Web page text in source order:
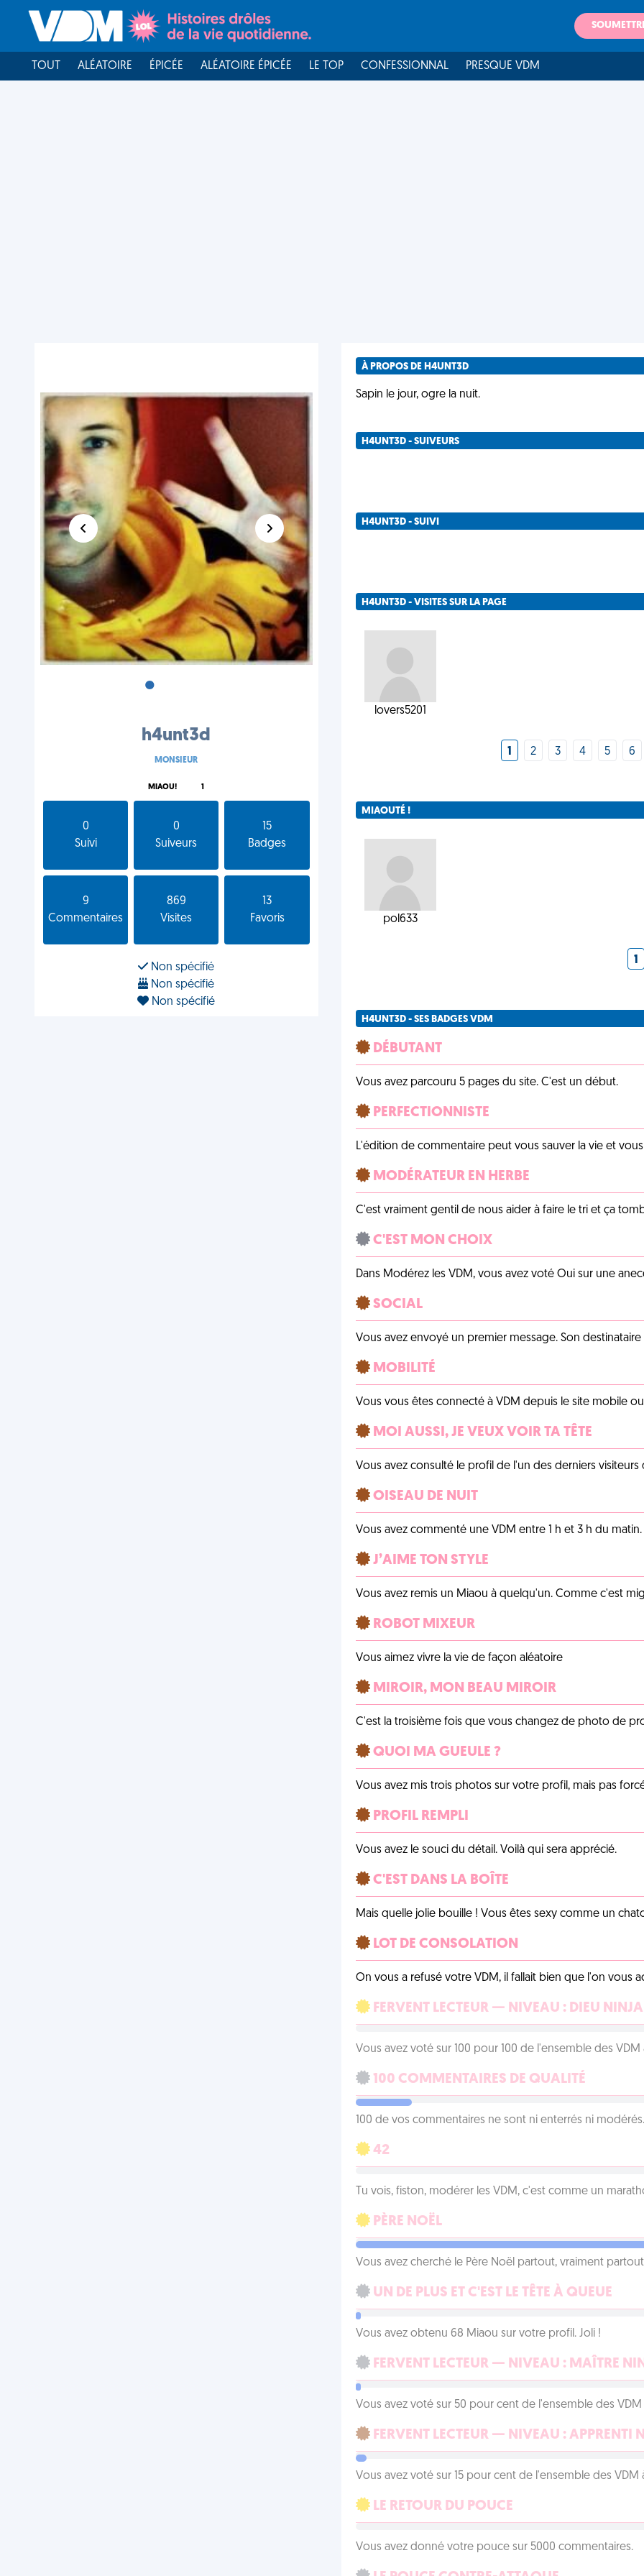
TOUT ALÉATOIRE ÉPICÉE ALÉATOIRE ÉPICÉE LE TOP CONFESSIONNAL PRESQUE VDM
•
h4unt3d
MONSIEUR
MIAOU! 1
0
Suivi
0
Suiveurs
15
Badges
9
Commentaires
869
Visites
13
Favoris
Non spécifié
Non spécifié
Non spécifié
À PROPOS DE H4UNT3D
Sapin le jour, ogre la nuit.
H4UNT3D - SUIVEURS
H4UNT3D - SUIVI
H4UNT3D - VISITES SUR LA PAGE
lovers5201
1 2 3 4 5 6
MIAOUTÉ !
pol633
1
H4UNT3D - SES BADGES VDM
DÉBUTANT
Vous avez parcouru 5 pages du site. C'est un début.
PERFECTIONNISTE
L'édition de commentaire peut vous sauver la vie et
MODÉRATEUR EN HERBE
C'est vraiment gentil de nous aider à faire le tri et ça
C'EST MON CHOIX
Dans Modérez les VDM, vous avez voté Oui sur une
SOCIAL
Vous avez envoyé un premier message. Son
MOBILITÉ
Vous vous êtes connecté à VDM depuis le site mobile
MOI AUSSI, JE VEUX VOIR TA TÊTE
Vous avez consulté le profil de l'un des derniers
OISEAU DE NUIT
Vous avez commenté une VDM entre 1 h et 3 h du matin.
J’AIME TON STYLE
Vous avez remis un Miaou à quelqu'un. Comme c'est
ROBOT MIXEUR
Vous aimez vivre la vie de façon aléatoire
MIROIR, MON BEAU MIROIR
C'est la troisième fois que vous changez de photo de
QUOI MA GUEULE ?
Vous avez mis trois photos sur votre profil, mais pas
PROFIL REMPLI
Vous avez le souci du détail. Voilà qui sera apprécié.
C'EST DANS LA BOÎTE
Mais quelle jolie bouille ! Vous êtes sexy comme un
LOT DE CONSOLATION
On vous a refusé votre VDM, il fallait bien que l'on vous
FERVENT LECTEUR — NIVEAU : DIEU NINJA
Vous avez voté sur 100 pour 100 de l'ensemble des VDM
100 COMMENTAIRES DE QUALITÉ
100 de vos commentaires ne sont ni enterrés ni
42
Tu vois, fiston, modérer les VDM, c'est comme un
PÈRE NOËL
Vous avez cherché le Père Noël partout, vraiment
UN DE PLUS ET C'EST LE TÊTE À QUEUE
Vous avez obtenu 68 Miaou sur votre profil. Joli !
FERVENT LECTEUR — NIVEAU : MAÎTRE
Vous avez voté sur 50 pour cent de l'ensemble des VDM
FERVENT LECTEUR — NIVEAU : APPRENTI
Vous avez voté sur 15 pour cent de l'ensemble des VDM
LE RETOUR DU POUCE
Vous avez donné votre pouce sur 5000 commentaires.